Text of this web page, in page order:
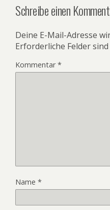
Schreibe einen
Deine E-Mail-Adresse
Erforderliche Felder
Kommentar*
Name *